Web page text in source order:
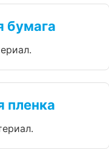
бумага
пленка